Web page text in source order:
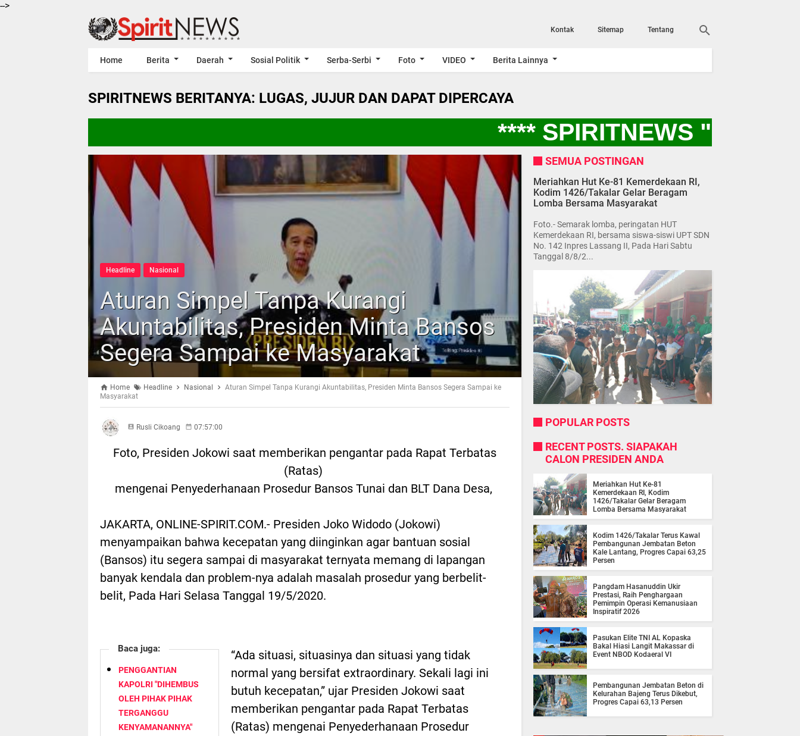
-->
Kontak Sitemap Tentang
Home Berita Daerah Sosial Politik Serba-Serbi Foto VIDEO Berita Lainnya
SPIRITNEWS BERITANYA: LUGAS, JUJUR DAN DAPAT DIPERCAYA
**** SPIRITNEWS "AYO
Headline Nasional
Aturan Simpel Tanpa Kurangi
Akuntabilitas, Presiden Minta Bansos
Segera Sampai ke Masyarakat
Home Headline Nasional
Aturan Simpel Tanpa Kurangi Akuntabilitas, Presiden Minta Bansos Segera Sampai ke
Masyarakat
Rusli Cikoang 07:57:00
Foto, Presiden Jokowi saat memberikan pengantar pada Rapat Terbatas
(Ratas)
mengenai Penyederhanaan Prosedur Bansos Tunai dan BLT Dana Desa,
JAKARTA, ONLINE-SPIRIT.COM.- Presiden Joko Widodo (Jokowi)
menyampaikan bahwa kecepatan yang diinginkan agar bantuan sosial
(Bansos) itu segera sampai di masyarakat ternyata memang di lapangan
banyak kendala dan problem-nya adalah masalah prosedur yang berbelit-
belit, Pada Hari Selasa Tanggal 19/5/2020.
Baca juga:
PENGGANTIAN
KAPOLRI "DIHEMBUS
OLEH PIHAK PIHAK
TERGANGGU
KENYAMANANNYA"
“Ada situasi, situasinya dan situasi yang tidak
normal yang bersifat extraordinary. Sekali lagi ini
butuh kecepatan,” ujar Presiden Jokowi saat
memberikan pengantar pada Rapat Terbatas
(Ratas) mengenai Penyederhanaan Prosedur
SEMUA POSTINGAN
Meriahkan Hut Ke-81 Kemerdekaan RI,
Kodim 1426/Takalar Gelar Beragam
Lomba Bersama Masyarakat
Foto.- Semarak lomba, peringatan HUT
Kemerdekaan RI, bersama siswa-siswi UPT SDN
No. 142 Inpres Lassang II, Pada Hari Sabtu
Tanggal 8/8/2...
POPULAR POSTS
RECENT POSTS. SIAPAKAH
CALON PRESIDEN ANDA
Meriahkan Hut Ke-81
Kemerdekaan RI, Kodim
1426/Takalar Gelar Beragam
Lomba Bersama Masyarakat
Kodim 1426/Takalar Terus Kawal
Pembangunan Jembatan Beton
Kale Lantang, Progres Capai 63,25
Persen
Pangdam Hasanuddin Ukir
Prestasi, Raih Penghargaan
Pemimpin Operasi Kemanusiaan
Inspiratif 2026
Pasukan Elite TNI AL Kopaska
Bakal Hiasi Langit Makassar di
Event NBOD Kodaeral VI
Pembangunan Jembatan Beton di
Kelurahan Bajeng Terus Dikebut,
Progres Capai 63,13 Persen